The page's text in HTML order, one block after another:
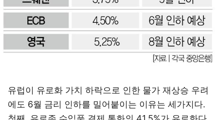
유럽이 유로화 가치 하락으로 인한 물가 재상승 우려
에도 6월 금리 인하를 밀어붙이는 이유는 세가지다.